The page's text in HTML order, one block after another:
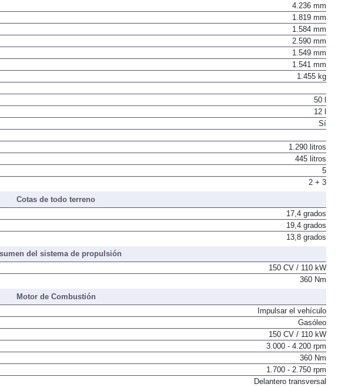
4.236 mm
1.819 mm
1.584 mm
2.590 mm
1.549 mm
1.541 mm
1.455 kg
50 l
12 l
Sí
1.290 litros
445 litros
5
2 + 3
Cotas de todo terreno
17,4 grados
19,4 grados
13,8 grados
del sistema de propulsión
150 CV / 110 kW
360 Nm
Motor de Combustión
Impulsar el vehículo
Gasóleo
150 CV / 110 kW
3.000 - 4.200 rpm
360 Nm
1.700 - 2.750 rpm
Delantero transversal